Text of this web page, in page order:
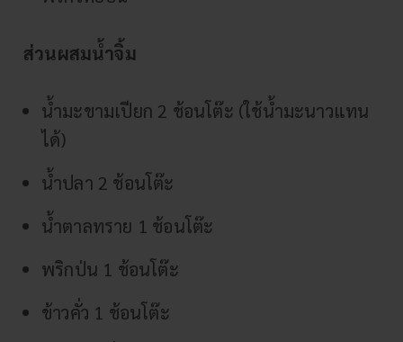
ส่วนผสมน้ำจิ้ม
น้ำมะขามเปียก 2 ช้อนโต๊ะ (ใช้น้ำมะนาวแทน
ได้)
น้ำปลา 2 ช้อนโต๊ะ
น้ำตาลทราย 1 ช้อนโต๊ะ
พริกป่น 1 ช้อนโต๊ะ
ข้าวคั่ว 1 ช้อนโต๊ะ